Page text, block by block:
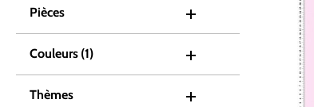
Pièces
Couleurs (1)
Thèmes